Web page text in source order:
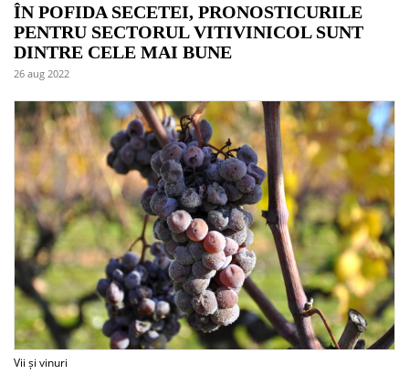
ÎN POFIDA SECETEI, PRONOSTICURILE
PENTRU SECTORUL VITIVINICOL SUNT
DINTRE CELE MAI BUNE
26 aug 2022
Vii și vinuri